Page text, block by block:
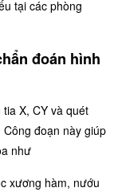
tại các phòng
đoán hình
X, CY và quét
đoạn này giúp
như
xương hàm, nướu